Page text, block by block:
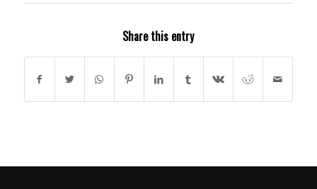
Share this entry